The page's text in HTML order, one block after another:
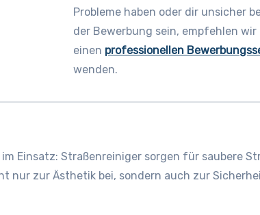
Probleme haben oder dir unsicher
der Bewerbung sein, empfehlen wir
einen professionellen
wenden.
Einsatz: Straßenreiniger sorgen für saubere
nur zur Ästhetik bei, sondern auch zur